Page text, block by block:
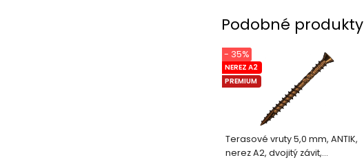
Podobné produkty
Terasové vruty 5,0 mm, ANTIK,
nerez A2, dvojitý závit,
NEREZ A2
PREMIUM
- 35%